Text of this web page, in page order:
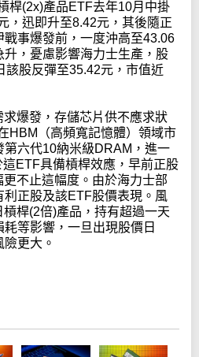
桿(2x)產品ETF去年10月中掛
，迅即升至8.42元，其後隨正
事爆發前，一度沖高至43.06
，憂慮影響海力士生產，股
該股反彈至35.42元，市值近
爆發，存儲芯片供不應求狀
HBM（高頻寬記憶體）領域市
六代10納米級DRAM，進一
ETF具備槓桿效應，早前正股
不止這幅度。由於海力士部
正股及該ETF股價表現。風
桿(2倍)產品，持有超過一天
等影響，一旦出現股價日
更大。